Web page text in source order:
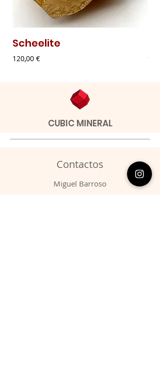
Scheelite
Preço
120,00 € 9,00
CUBIC MINERAL
Contactos
​Miguel Barroso